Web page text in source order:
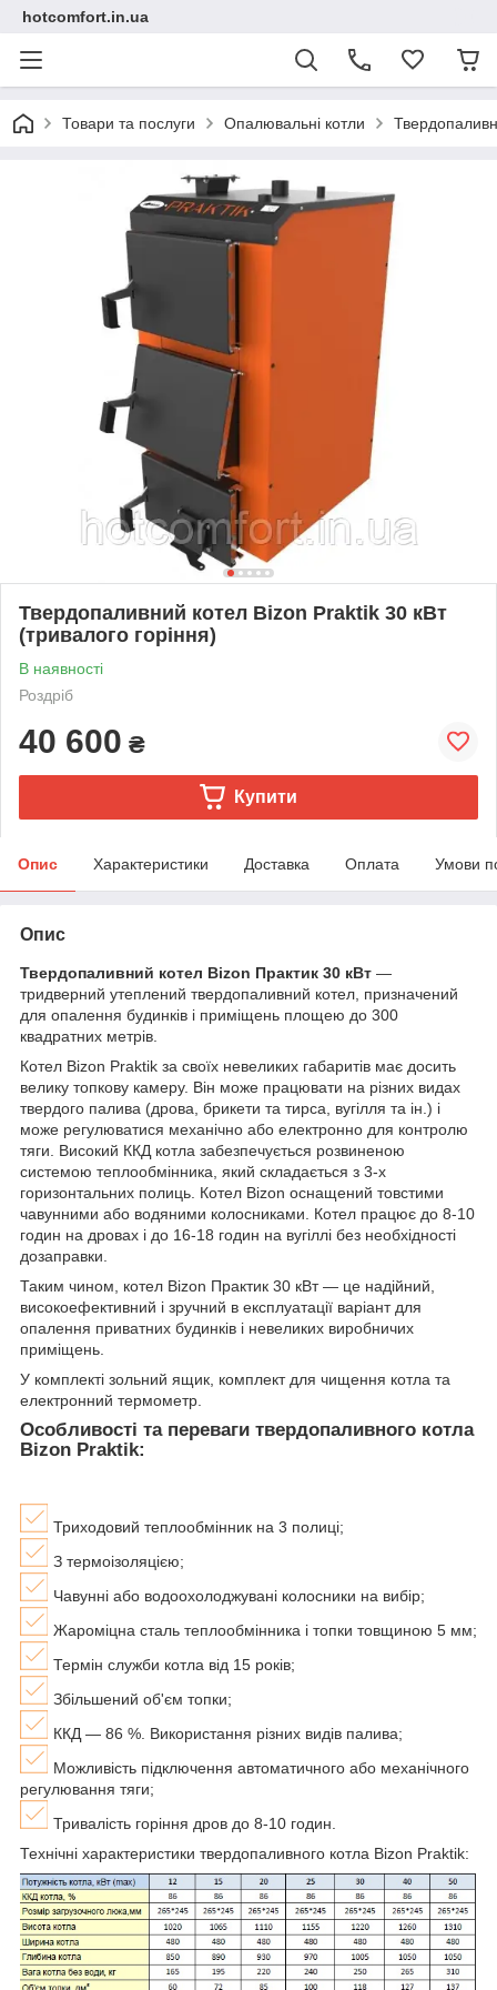
hotcomfort.in.ua
Товари та послуги Опалювальні котли
Твердопаливний котел Bizon Praktik 30 кВт
(тривалого горіння)
В наявності
Роздріб
40 600 ₴
Купити
Опис Характеристики Доставка Оплата Умови
Опис
Твердопаливний котел Bizon Практик 30 кВт —
тридверний утеплений твердопаливний котел, призначений
для опалення будинків і приміщень площею до 300
квадратних метрів.
Котел Bizon Praktik за своїх невеликих габаритів має досить
велику топкову камеру. Він може працювати на різних видах
твердого палива (дрова, брикети та тирса, вугілля та ін.) і
може регулюватися механічно або електронно для контролю
тяги. Високий ККД котла забезпечується розвиненою
системою теплообмінника, який складається з 3-х
горизонтальних полиць. Котел Bizon оснащений товстими
чавунними або водяними колосниками. Котел працює до 8-10
годин на дровах і до 16-18 годин на вугіллі без необхідності
дозаправки.
Таким чином, котел Bizon Практик 30 кВт — це надійний,
високоефективний і зручний в експлуатації варіант для
опалення приватних будинків і невеликих виробничих
приміщень.
У комплекті зольний ящик, комплект для чищення котла та
електронний термометр.
Особливості та переваги твердопаливного котла
Bizon Praktik:
Триходовий теплообмінник на 3 полиці;
З термоізоляцією;
Чавунні або водоохолоджувані колосники на вибір;
Жароміцна сталь теплообмінника і топки товщиною 5 мм;
Термін служби котла від 15 років;
Збільшений об'єм топки;
ККД — 86 %. Використання різних видів палива;
Можливість підключення автоматичного або механічного
регулювання тяги;
Тривалість горіння дров до 8-10 годин.
Технічні характеристики твердопаливного котла Bizon Praktik: